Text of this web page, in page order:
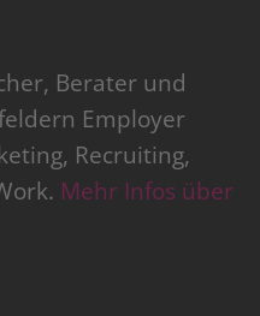
Berater und
Employer
Recruiting,
Mehr Infos über